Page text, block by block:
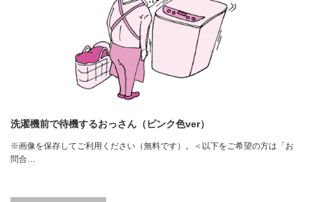
洗濯機前で待機するおっさん（ピンク色ver）
※画像を保存してご利用ください（無料です）。＜以下をご希望の方は「お
問合…